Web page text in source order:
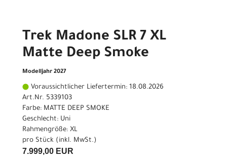
Trek Madone SLR 7 XL
Matte Deep Smoke
Modelljahr 2027
Voraussichtlicher Liefertermin: 18.08.2026
Art.Nr. 5339103
Farbe: MATTE DEEP SMOKE
Geschlecht: Uni
Rahmengröße: XL
pro Stück (inkl. MwSt.)
7.999,00 EUR